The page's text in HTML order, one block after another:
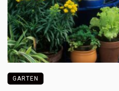
GARTEN